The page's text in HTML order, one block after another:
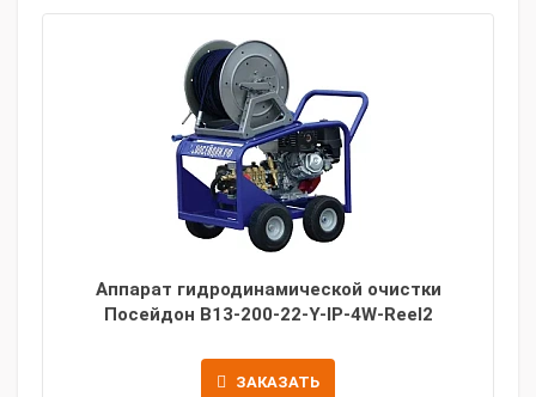
Аппарат гидродинамической очистки
Посейдон B13-200-22-Y-IP-4W-Reel2
ЗАКАЗАТЬ